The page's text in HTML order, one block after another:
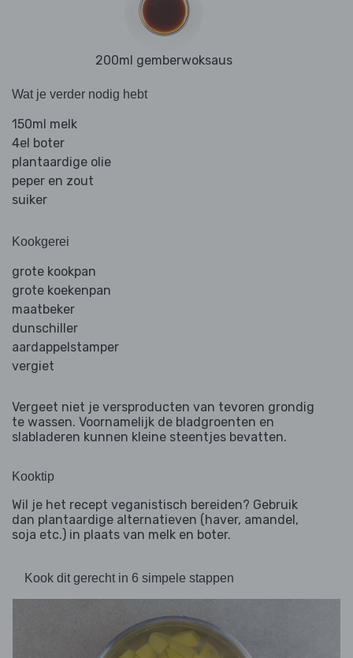
200ml gemberwoksaus
Wat je verder nodig hebt
150ml melk
4el boter
plantaardige olie
peper en zout
suiker
Kookgerei
grote kookpan
grote koekenpan
maatbeker
dunschiller
aardappelstamper
vergiet
Vergeet niet je versproducten van tevoren grondig
te wassen. Voornamelijk de bladgroenten en
slabladeren kunnen kleine steentjes bevatten.
Kooktip
Wil je het recept veganistisch bereiden? Gebruik
dan plantaardige alternatieven (haver, amandel,
soja etc.) in plaats van melk en boter.
Kook dit gerecht in 6 simpele stappen